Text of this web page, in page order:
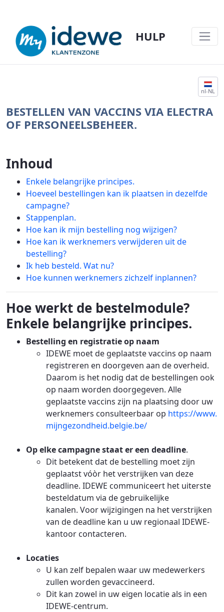
HULP
nl-NL
BESTELLEN VAN VACCINS VIA ELECTRA
OF PERSONEELSBEHEER.
Inhoud
Enkele belangrijke principes.
Hoeveel bestellingen kan ik plaatsen in dezelfde
campagne?
Stappenplan.
Hoe kan ik mijn bestelling nog wijzigen?
Hoe kan ik werknemers verwijderen uit de
bestelling?
Ik heb besteld. Wat nu?
Hoe kunnen werknemers zichzelf inplannen?
Hoe werkt de bestelmodule?
Enkele belangrijke principes.
Bestelling en registratie op naam
IDEWE moet de geplaatste vaccins op naam
registreren en doorgeven aan de overheid.
Daarom is het nodig dat de bestellingen ook
op naam worden doorgegeven. Alle
geplaatste vaccins zijn na plaatsing door uw
werknemers consulteerbaar op https://www.
mijngezondheid.belgie.be/
Op elke campagne staat er een deadline.
Dit betekent dat de bestelling moet zijn
geplaatst vóòr het verstrijken van deze
deadline. IDEWE communiceert het uiterste
besteldatum via de gebruikelijke
kanalen. Voor wijzigingen na het verstrijken
van de deadline kan u uw regionaal IDEWE-
kantoor contacteren.
Locaties
U kan zelf bepalen waar uw medewerkers
zullen worden gevaccineerd.
Dit kan zowel in uw eigen locatie als in een
IDEWE-centrum.